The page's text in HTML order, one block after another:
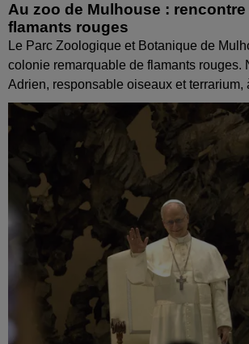
Au zoo de Mulhouse :
flamants rouges
Le Parc Zoologique et Botanique de
colonie remarquable de flamants rouges.
Adrien, responsable oiseaux et terrarium,